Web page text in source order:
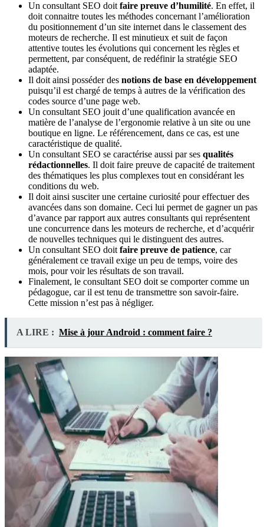
Un consultant SEO doitfaire preuve d’humilité. En effet, il
doit connaitre toutes les méthodes concernant l’amélioration
du positionnement d’un site internet dans le classement des
moteurs de recherche. Il est minutieux et suit de façon
attentive toutes les évolutions qui concernent les règles et
permettent, par conséquent, de redéfinir la stratégie SEO
adaptée.
Il doit ainsi posséder des notions de base en développement
puisqu’il est chargé de temps à autres de la vérification des
codes source d’une page web.
Un consultant SEO jouit d’une qualification avancée en
matière de l’analyse de l’ergonomie relative à un site ou une
boutique en ligne. Le référencement, dans ce cas, est une
caractéristique de qualité.
Un consultant SEO se caractérise aussi par ses qualités
rédactionnelles. Il doit faire preuve de capacité de traitement
des thématiques les plus complexes tout en considérant les
conditions du web.
Il doit ainsi susciter une certaine curiosité pour effectuer des
avancées dans son domaine. Ceci lui permet de gagner un pas
d’avance par rapport aux autres consultants qui représentent
une concurrence dans les moteurs de recherche, et d’acquérir
de nouvelles techniques qui le distinguent des autres.
Un consultant SEO doitfaire preuve de patience, car
généralement ce travail exige un peu de temps, voire des
mois, pour voir les résultats de son travail.
Finalement, le consultant SEO doit se comporter comme un
pédagogue, car il est tenu de transmettre son savoir-faire.
Cette mission n’est pas à négliger.
A LIRE : Mise à jour Android : comment faire ?